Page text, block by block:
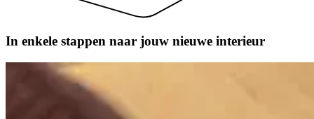
In enkele stappen naar jouw nieuwe interieur